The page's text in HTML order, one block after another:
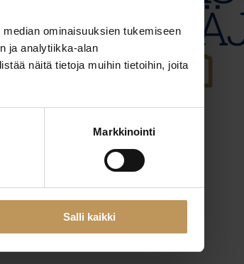
ominaisuuksien tukemiseen
ja analytiikka-alan
näitä tietoja muihin tietoihin, joita
Markkinointi
Salli kaikki
Jukka Alanko
Lue artikkeli